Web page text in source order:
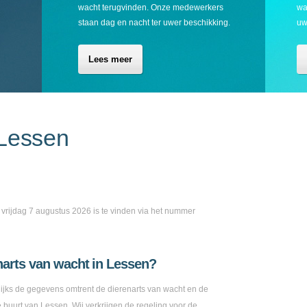
wacht terugvinden. Onze medewerkers
staan dag en nacht ter uwer beschikking.
Lees meer
7 augustus 2026 is te vinden via het nummer
van wacht in Lessen?
de gegevens omtrent de dierenarts van wacht en de